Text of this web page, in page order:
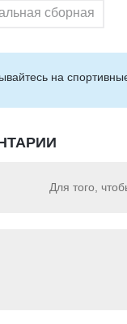
сборная
на
Для того,